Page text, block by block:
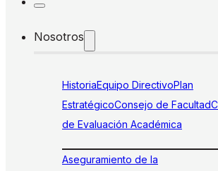
Nosotros
HistoriaEquipo DirectivoPlan
EstratégicoConsejo de Facultad
de Evaluación Académica
Aseguramiento de la